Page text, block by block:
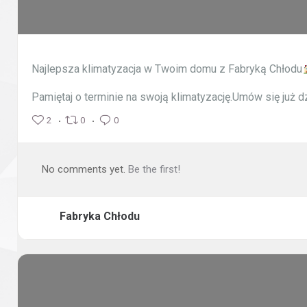
Najlepsza klimatyzacja w Twoim domu z Fabryką Chłodu
Pamiętaj o terminie na swoją klimatyzację.Umów się już
2 0 0
No comments yet. Be the first!
Fabryka Chłodu